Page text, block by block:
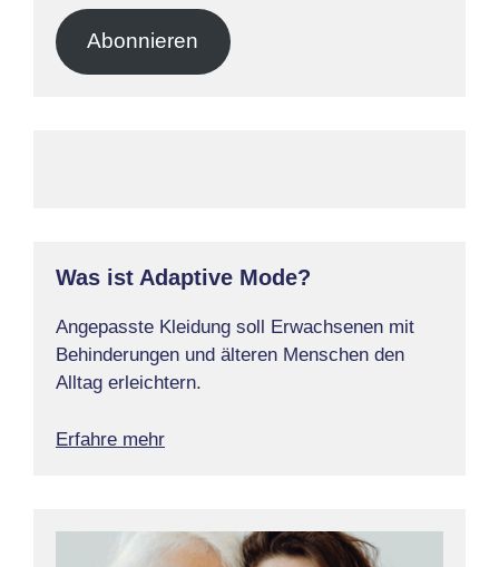
Adresse
Abonnieren
Was ist Adaptive Mode?
Angepasste Kleidung soll Erwachsenen mit
Behinderungen und älteren Menschen den
Alltag erleichtern.
Erfahre mehr